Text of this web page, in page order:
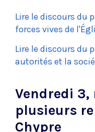
Lire le discours du
forces vives de
Lire le discours du
autorités et la
Vendredi 3,
plusieurs
Chypre